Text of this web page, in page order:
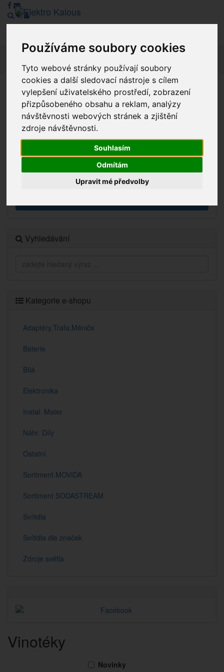
Používáme soubory cookies
Tyto webové stránky používají soubory
cookies a další sledovací nástroje s cílem
vylepšení uživatelského prostředí, zobrazení
přizpůsobeného obsahu a reklam, analýzy
návštěvnosti webových stránek a zjištění
zdroje návštěvnosti.
Souhlasím
Odmítám
Upravit mé předvolby
Vážení zákazníci, v tuto chvíli je Náš internetový obchod v
režimu Katalogu. Objednávky on-line nyní nelze vyřídit.
Děkujeme za pochopení.
Výprodej
Vyhledávání
Kategorie e-shopu
Adaptéry,Trafa,Měniče
Baterie
Bílá
Elektronika
Instal. Mater
Náhr. Díly
Ostatní
Sortiment MOVIDA
Sortiment SODASTREAM
Svítidla
Svítidla dle značek
Zdroje světla
Vinotéky
Novinky